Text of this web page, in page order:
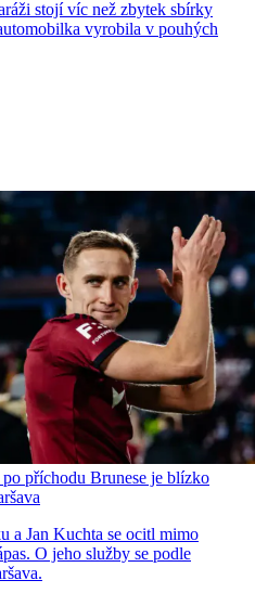
stojí víc než zbytek sbírky
vyrobila v pouhých
příchodu Brunese je blízko
a Jan Kuchta se ocitl mimo
O jeho služby se podle